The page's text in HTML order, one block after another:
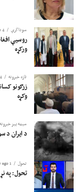
سوداگري 4 weeks ago
روسیې
ورکړه
تازه خبرونه 4 weeks ago
زرګونو
وکړه
سیمه ییز خبرونه
د ایران د سویل په
تحول 1 day ago
تحول: په